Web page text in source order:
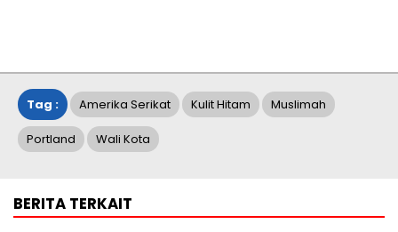
Tag : Amerika Serikat Kulit Hitam Muslimah
Portland Wali Kota
BERITA TERKAIT